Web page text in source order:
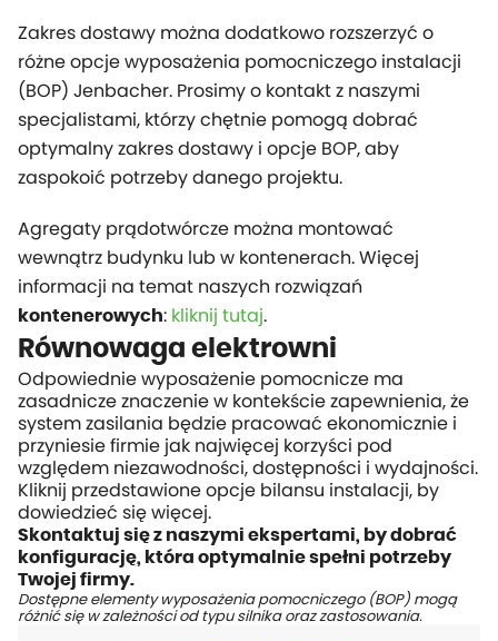
Zakres dostawy można dodatkowo rozszerzyć o
różne opcje wyposażenia pomocniczego instalacji
(BOP) Jenbacher. Prosimy o kontakt z naszymi
specjalistami, którzy chętnie pomogą dobrać
optymalny zakres dostawy i opcje BOP, aby
zaspokoić potrzeby danego projektu.
Agregaty prądotwórcze można montować
wewnątrz budynku lub w kontenerach. Więcej
informacji na temat naszych rozwiązań
kontenerowych: kliknij tutaj.
Równowaga elektrowni
Odpowiednie wyposażenie pomocnicze ma
zasadnicze znaczenie w kontekście zapewnienia, że
system zasilania będzie pracować ekonomicznie i
przyniesie firmie jak najwięcej korzyści pod
względem niezawodności, dostępności i wydajności.
Kliknij przedstawione opcje bilansu instalacji, by
dowiedzieć się więcej.
Skontaktuj się z naszymi ekspertami, by dobrać
konfigurację, która optymalnie spełni potrzeby
Twojej firmy.
Dostępne elementy wyposażenia pomocniczego (BOP) mogą
różnić się w zależności od typu silnika oraz zastosowania.